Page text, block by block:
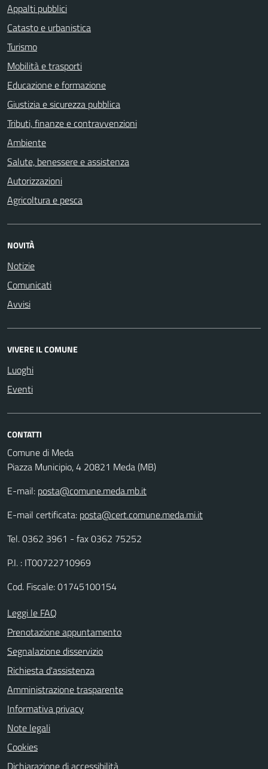
Appalti pubblici
Catasto e urbanistica
Turismo
Mobilità e trasporti
Educazione e formazione
Giustizia e sicurezza pubblica
Tributi, finanze e contravvenzioni
Ambiente
Salute, benessere e assistenza
Autorizzazioni
Agricoltura e pesca
NOVITÀ
Notizie
Comunicati
Avvisi
VIVERE IL COMUNE
Luoghi
Eventi
CONTATTI
Comune di Meda
Piazza Municipio, 4 20821 Meda (MB)
E-mail: posta@comune.meda.mb.it
E-mail certificata: posta@cert.comune.meda.mi.it
Tel. 0362 3961 - fax 0362 75252
P.I. : IT00722710969
Cod. Fiscale: 01745100154
Leggi le FAQ
Prenotazione appuntamento
Segnalazione disservizio
Richiesta d'assistenza
Amministrazione trasparente
Informativa privacy
Note legali
Cookies
Dichiarazione di accessibilità